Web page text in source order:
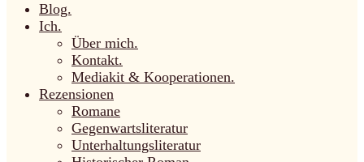
Blog.
Ich.
Über mich.
Kontakt.
Mediakit & Kooperationen.
Rezensionen
Romane
Gegenwartsliteratur
Unterhaltungsliteratur